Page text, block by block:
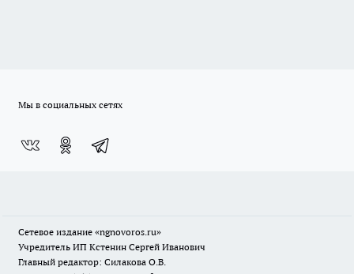
Мы в социальных сетях
Сетевое издание «ngnovoros.ru»
Учредитель ИП Кстенин Сергей Иванович
Главный редактор: Силакова О.В.